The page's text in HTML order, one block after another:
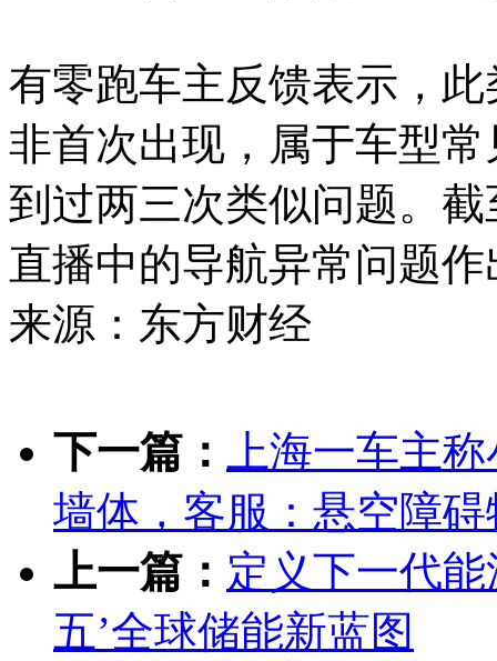
有零跑车主反馈表示，
非首次出现，属于车型
到过两三次类似问题。
直播中的导航异常问题
来源：东方财经
下一篇：
上海一车主
墙体，客服：悬空障
上一篇： 定义下一代
五’全球储能新蓝图